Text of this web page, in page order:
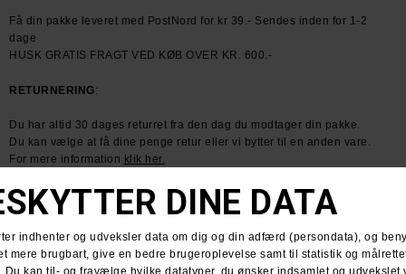
Få din pakke leveret med PostNord for kr 39.- Sendes inden for 1-2
dage
HUSK GRATIS FRAGT VED KØB OVER KR. 600.-
RETURNERING:
Du har altid 30 dages returret fra den dag du modtager din pakke.
Du kan vælge at få dine penge retur eller vi bytter til en anden vare.
For mere information klik her.
Spørg om varen Tip en ven
ANDRE KØBTE OGSÅ